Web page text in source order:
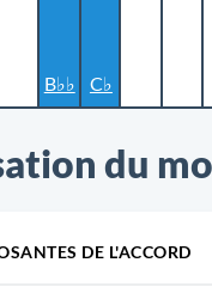
B♭♭ C♭
du
DE L'ACCORD